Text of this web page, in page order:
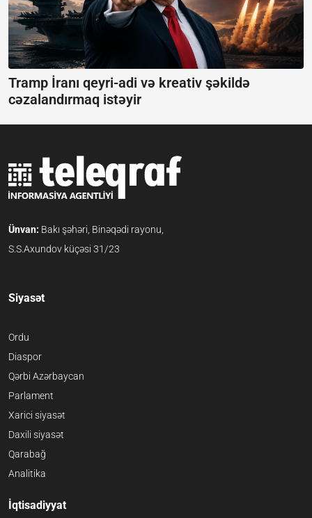
Tramp İranı qeyri-adi və kreativ şəkildə
cəzalandırmaq istəyir
Ünvan: Bakı şəhəri, Binəqədi rayonu,
S.S.Axundov küçəsi 31/23
Siyasət
Ordu
Diaspor
Qərbi Azərbaycan
Parlament
Xarici siyasət
Daxili siyasət
Qarabağ
Analitika
İqtisadiyyat